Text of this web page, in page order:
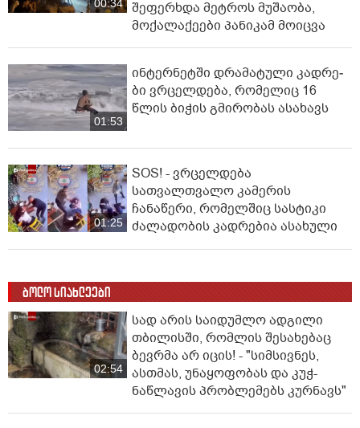
00:34
შეფერხდა მეტროს მუშაობა,
მოქალაქეები პანიკამ მოიცვა
01:53
ინ­ტერ­ნეტ­ში დრა­მა­ტუ­ლი კად­რე­
ბი ვრცელდება, რომელიც 16
წლის ბიჭის გმირობას ასახავს
01:25
SOS! - ვრცელდება
სათვალთვალო კამერის
ჩანაწერი, რომელშიც სასტიკი
ძალადობის კადრებია ასახული
ბოლო სიახლეები
02:54
სად არის საიდუმლო ადგილი
თბილისში, რომლის შესახებაც
ბევრმა არ იცის! - "სიმსივნეს,
ასთმას, უნაყოფობას და კუჭ-
ნაწლავის პრობლემებს კურნავს"